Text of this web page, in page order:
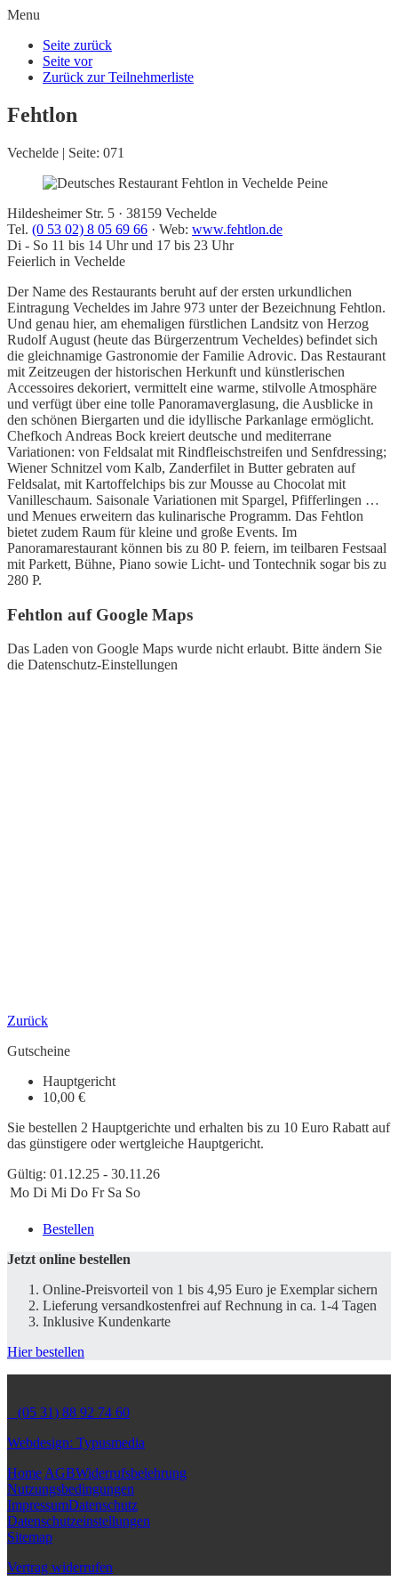
Menu
Seite zurück
Seite vor
Zurück zur Teilnehmerliste
Fehtlon
Vechelde | Seite: 071
Hildesheimer Str. 5 · 38159 Vechelde
Tel. (0 53 02) 8 05 69 66 · Web: www.fehtlon.de
Di - So 11 bis 14 Uhr und 17 bis 23 Uhr
Feierlich in Vechelde
Der Name des Restaurants beruht auf der ersten urkundlichen
Eintragung Vecheldes im Jahre 973 unter der Bezeichnung Fehtlon.
Und genau hier, am ehemaligen fürstlichen Landsitz von Herzog
Rudolf August (heute das Bürgerzentrum Vecheldes) befindet sich
die gleichnamige Gastronomie der Familie Adrovic. Das Restaurant
mit Zeitzeugen der historischen Herkunft und künstlerischen
Accessoires dekoriert, vermittelt eine warme, stilvolle Atmosphäre
und verfügt über eine tolle Panoramaverglasung, die Ausblicke in
den schönen Biergarten und die idyllische Parkanlage ermöglicht.
Chefkoch Andreas Bock kreiert deutsche und mediterrane
Variationen: von Feldsalat mit Rindfleischstreifen und Senfdressing;
Wiener Schnitzel vom Kalb, Zanderfilet in Butter gebraten auf
Feldsalat, mit Kartoffelchips bis zur Mousse au Chocolat mit
Vanilleschaum. Saisonale Variationen mit Spargel, Pfifferlingen …
und Menues erweitern das kulinarische Programm. Das Fehtlon
bietet zudem Raum für kleine und große Events. Im
Panoramarestaurant können bis zu 80 P. feiern, im teilbaren Festsaal
mit Parkett, Bühne, Piano sowie Licht- und Tontechnik sogar bis zu
280 P.
Fehtlon auf Google Maps
Das Laden von Google Maps wurde nicht erlaubt. Bitte ändern Sie
die Datenschutz-Einstellungen
Zurück
Gutscheine
Hauptgericht
10,00 €
Sie bestellen 2 Hauptgerichte und erhalten bis zu 10 Euro Rabatt auf
das günstigere oder wertgleiche Hauptgericht.
Gültig: 01.12.25 - 30.11.26
Mo Di Mi Do Fr Sa So
Bestellen
Jetzt online bestellen
Online-Preisvorteil von 1 bis 4,95 Euro je Exemplar sichern
Lieferung versandkostenfrei auf Rechnung in ca. 1-4 Tagen
Inklusive Kundenkarte
Hier bestellen
(05 31) 88 92 74 60
Webdesign: Typusmedia
Home AGBWiderrufsbelehrung
Nutzungsbedingungen
ImpressumDatenschutz
Datenschutzeinstellungen
Sitemap
Vertrag widerrufen